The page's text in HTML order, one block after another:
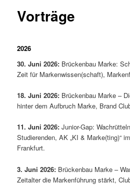
Vorträge
2026
30. Juni 2026: Brückenbau Marke:
Zeit für Markenwissen(schaft),
18. Juni 2026: Brückenbau Marke –
hinter dem Aufbruch Marke, Brand
11. Juni 2026:Junior-Gap:
Studierenden, AK „KI & Marke(ting)“
Frankfurt.
3. Juni 2026: Brückenbau Marke –
Zeitalter die Markenführung stärkt,